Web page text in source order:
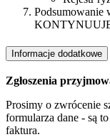
Podsumowanie
Informacje dodatkowe
Zgłoszenia
Prosimy o zwrócenie
formularza dane - są
faktura.